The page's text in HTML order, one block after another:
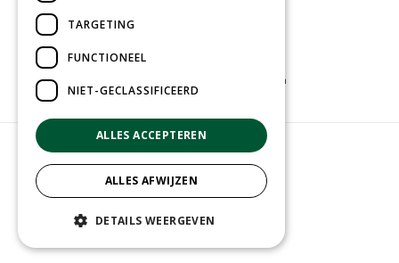
Tuinplanten
© Groenrijk Assen
Green Solutions
Tuincentrum Overzicht
Privacy policy
TARGETING
FUNCTIONEEL
NIET-GECLASSIFICEERD
ALLES ACCEPTEREN
ALLES AFWIJZEN
DETAILS WEERGEVEN